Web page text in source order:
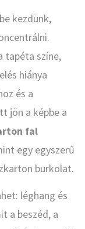
kezdünk,
tapéta színe,
hiánya
és a
jön a képbe a
fal
egy egyszerű
burkolat.
léghang és
a beszéd, a